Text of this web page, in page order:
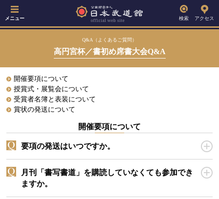
メニュー 検索 アクセス
Q&A（よくあるご質問）
高円宮杯／書初め席書大会Q&A
開催要項について
授賞式・展覧会について
受賞者名簿と表装について
賞状の発送について
開催要項について
要項の発送はいつですか。
月刊「書写書道」を購読していなくても参加でき
ますか。